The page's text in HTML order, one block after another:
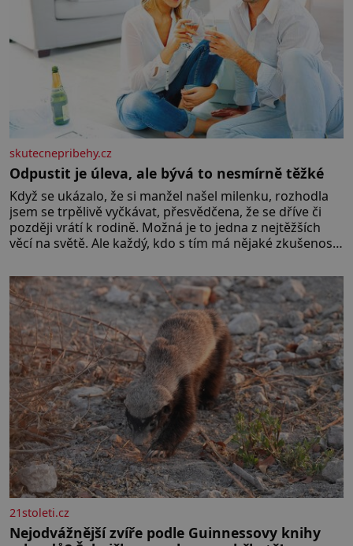
skutecnepribehy.cz
Odpustit je úleva, ale bývá to nesmírně těžké
Když se ukázalo, že si manžel našel milenku, rozhodla
jsem se trpělivě vyčkávat, přesvědčena, že se dříve či
později vrátí k rodině. Možná je to jedna z nejtěžších
věcí na světě. Ale každý, kdo s tím má nějaké zkušenosti,
Když se ke mně doneslo, že si manžel pořídil milenku,
21stoleti.cz
Nejodvážnější zvíře podle Guinnessovy knihy